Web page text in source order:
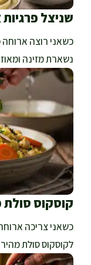
שניצל פרגיות
כשאני רוצה
נשארת מזינה
קוסקוס סולת
כשאני צריכה
לקוסקוס סולת